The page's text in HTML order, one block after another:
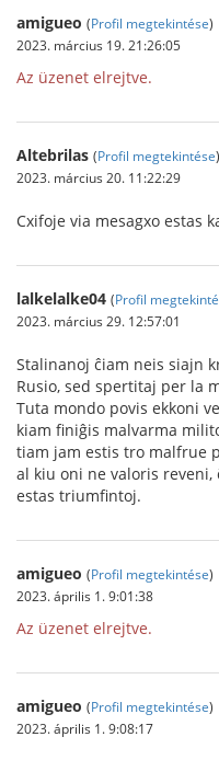
amigueo (Profil megtekintése)
2023. március 19. 21:26:05
Az üzenet elrejtve.
Altebrilas (Profil megtekintése)
2023. március 20. 11:22:29
Cxifoje via mesagxo estas
lalkelalke04 (Profil
2023. március 29. 12:57:01
Stalinanoj ĉiam neis siajn
Rusio, sed spertitaj per la
Tuta mondo povis ekkoni
kiam finiĝis malvarma
tiam jam estis tro malfrue
al kiu oni ne valoris reveni,
estas triumfintoj.
amigueo (Profil megtekintése)
2023. április 1. 9:01:38
Az üzenet elrejtve.
amigueo (Profil megtekintése)
2023. április 1. 9:08:17